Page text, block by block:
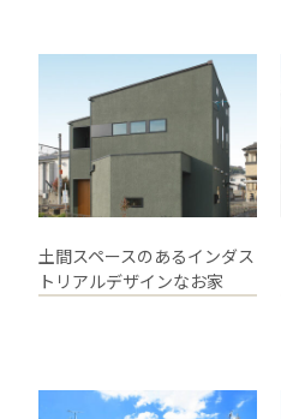
土間スペースのあるインダス
トリアルデザインなお家